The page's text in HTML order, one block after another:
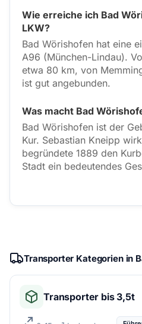
Wie erreiche ich Bad
LKW?
Bad Wörishofen hat eine
A96 (München-Lindau).
etwa 80 km, von
ist gut angebunden.
Was macht Bad
Bad Wörishofen ist der
Kur. Sebastian Kneipp
begründete 1889 den
Stadt ein bedeutendes
Transporter Kategorien in
Transporter bis 3,5t